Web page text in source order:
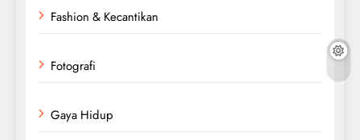
Fashion & Kecantikan
Fotografi
Gaya Hidup